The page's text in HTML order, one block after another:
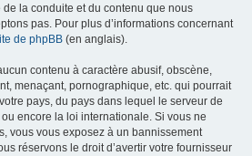
la conduite et du contenu que nous
pas. Pour plus d’informations concernant
de phpBB (en anglais).
contenu à caractère abusif, obscène,
menaçant, pornographique, etc. qui pourrait
pays, du pays dans lequel le serveur de
encore la loi internationale. Si vous ne
vous vous exposez à un bannissement
réservons le droit d’avertir votre fournisseur